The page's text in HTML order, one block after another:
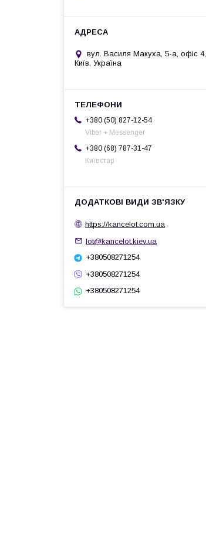
вул. Василя Макуха, 5-а, офіс 4,
Київ, Україна
+380 (50) 827-12-54
Viber + Messenger
+380 (68) 787-31-47
Київстар
https://kancelot.com.ua
lot@kancelot.kiev.ua
+380508271254
+380508271254
+380508271254